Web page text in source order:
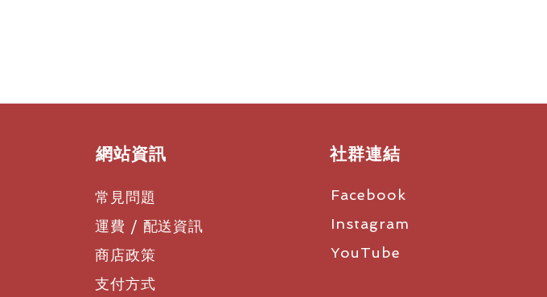
​網站資訊
常見問題
運費 / 配送資訊
商店政策
支付方式
社群連結
Facebook
Instagram
YouTube